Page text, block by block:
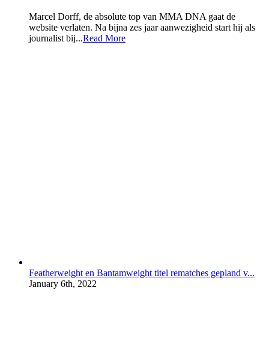
Marcel Dorff, de absolute top van MMA DNA gaat de
website verlaten. Na bijna zes jaar aanwezigheid start hij als
journalist bij...Read More
Featherweight en Bantamweight titel rematches gepland v...
January 6th, 2022